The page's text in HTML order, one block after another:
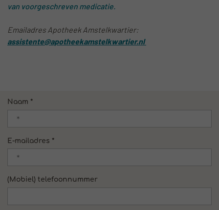
van voorgeschreven medicatie.
Emailadres Apotheek Amstelkwartier:
assistente@apotheekamstelkwartier.nl
Naam *
E-mailadres *
(Mobiel) telefoonnummer